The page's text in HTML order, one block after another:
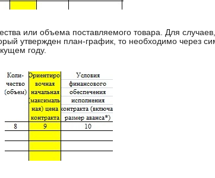
или объема поставляемого товара. Для случаев,
утвержден план-график, то необходимо через
году.